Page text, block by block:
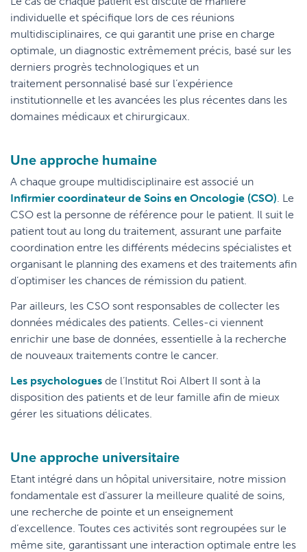
individuelle et spécifique lors de ces réunions
multidisciplinaires, ce qui garantit une prise en charge
optimale, un diagnostic extrêmement précis, basé sur les
derniers progrès technologiques et un
traitement personnalisé basé sur l’expérience
institutionnelle et les avancées les plus récentes dans les
domaines médicaux et chirurgicaux.
Une approche humaine
A chaque groupe multidisciplinaire est associé un
Infirmier coordinateur de Soins en Oncologie (CSO). Le
CSO est la personne de référence pour le patient. Il suit le
patient tout au long du traitement, assurant une parfaite
coordination entre les différents médecins spécialistes et
organisant le planning des examens et des traitements afin
d’optimiser les chances de rémission du patient.
Par ailleurs, les CSO sont responsables de collecter les
données médicales des patients. Celles-ci viennent
enrichir une base de données, essentielle à la recherche
de nouveaux traitements contre le cancer.
Les psychologues de l’Institut Roi Albert II sont à la
disposition des patients et de leur famille afin de mieux
gérer les situations délicates.
Une approche universitaire
Etant intégré dans un hôpital universitaire, notre mission
fondamentale est d’assurer la meilleure qualité de soins,
une recherche de pointe et un enseignement
d’excellence. Toutes ces activités sont regroupées sur le
même site, garantissant une interaction optimale entre les